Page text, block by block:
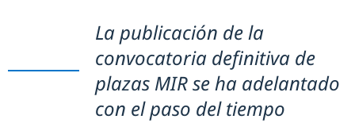
La publicación de la
convocatoria definitiva de
plazas MIR se ha adelantado
con el paso del tiempo